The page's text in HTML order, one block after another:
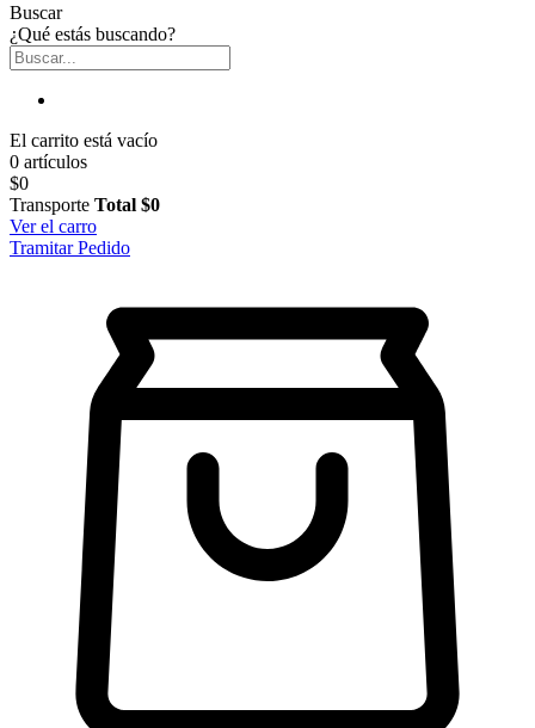
Buscar
¿Qué estás buscando?
El carrito está vacío
0 artículos
$0
Transporte Total $0
Ver el carro
Tramitar Pedido